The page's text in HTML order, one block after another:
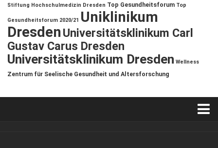
Stiftung Hochschulmedizin Dresden Top Gesundheitsforum Top
Gesundheitsforum 2020/21 Uniklinikum
DresdenUniversitätsklinikum Carl
Gustav Carus Dresden
Universitätsklinikum Dresden Wellness
Zentrum für Seelische Gesundheit und Altersforschung